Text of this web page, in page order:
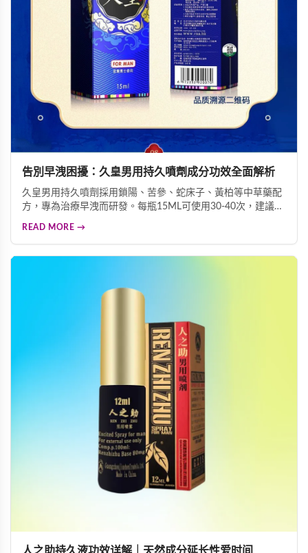
告別早洩困擾：久皇男用持久噴劑成分功效全面解析
久皇男用持久噴劑採用鎖陽、苦參、蛇床子、黃柏等中草藥配
方，專為治療早洩而研發。每瓶15ML可使用30-40次，建議性
READ MORE →